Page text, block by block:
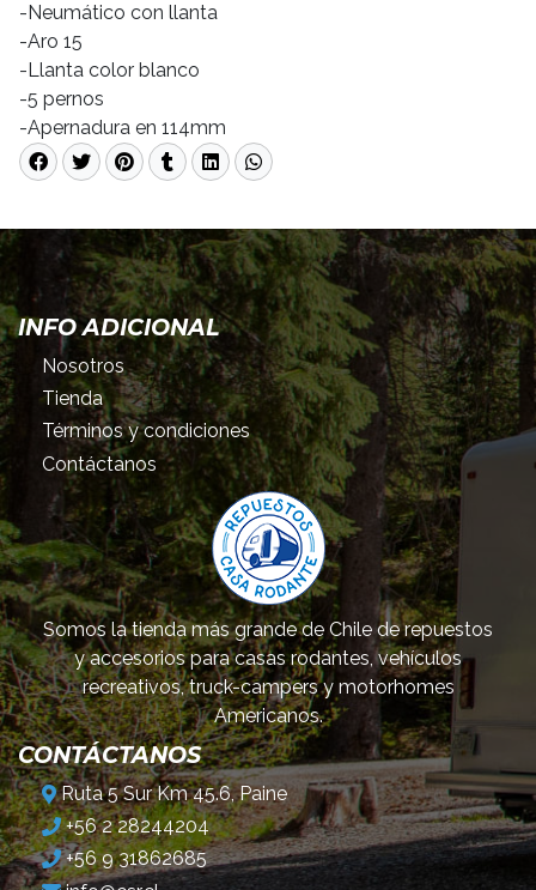
-Neumático con llanta
-Aro 15
-Llanta color blanco
-5 pernos
-Apernadura en 114mm
INFO ADICIONAL
Nosotros
Tienda
Términos y condiciones
Contáctanos
Somos la tienda más grande de Chile de repuestos
y accesorios para casas rodantes, vehículos
recreativos, truck-campers y motorhomes
Americanos.
CONTÁCTANOS
Ruta 5 Sur Km 45.6, Paine
+56 2 28244204
+56 9 31862685